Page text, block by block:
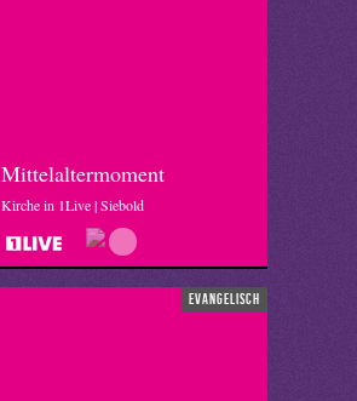
Mittelaltermoment
Kirche in 1Live | Siebold
evangelisch